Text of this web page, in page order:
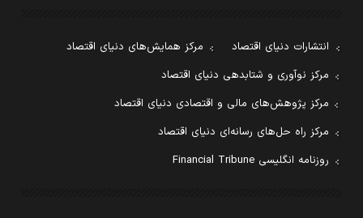
انتشارات دنیای اقتصاد
مرکز همایش‌های دنیای اقتصاد
مرکز نوآوری و شتابدهی دنیای اقتصاد
مرکز پژوهش‌های مالی و اقتصادی دنیای اقتصاد
مرکز راه حل‌های رسانه‌ای دنیای اقتصاد
روزنامه انگلیسی Financial Tribune